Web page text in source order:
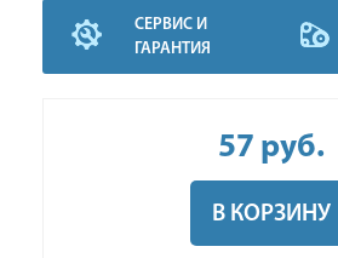
СЕРВИС И
ГАРАНТИЯ
57 руб.
В КОРЗИНУ